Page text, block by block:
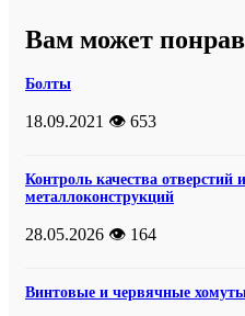
Вам может
Болты
18.09.2021 👁️ 653
Контроль качества отверстий
металлоконструкций
28.05.2026 👁️ 164
Винтовые и червячные